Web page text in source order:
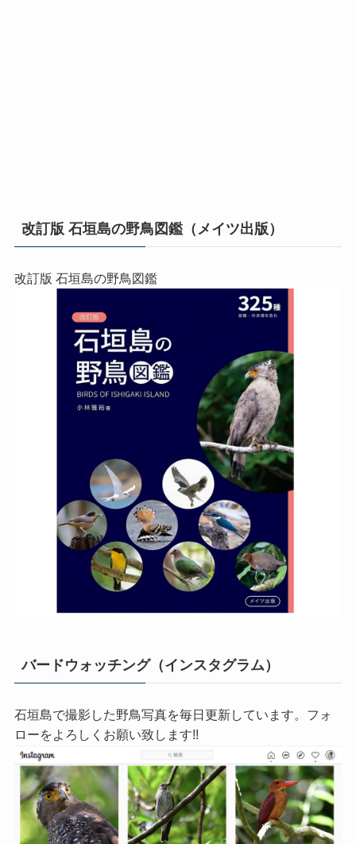
改訂版 石垣島の野鳥図鑑（メイツ出版）
改訂版 石垣島の野鳥図鑑
バードウォッチング（インスタグラム）
石垣島で撮影した野鳥写真を毎日更新しています。フォ
ローをよろしくお願い致します!!